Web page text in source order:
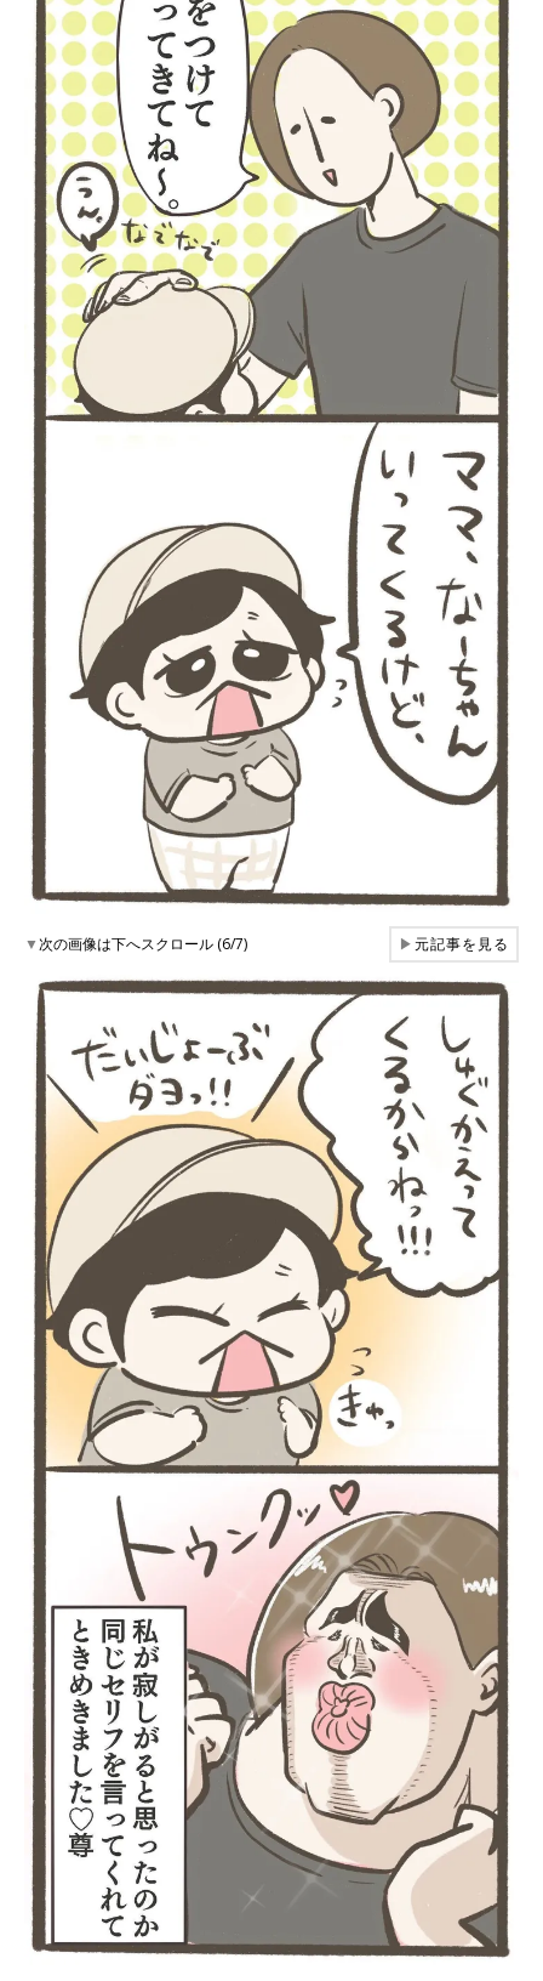
▼次の画像は下へスクロール (6/7) ▶元記事を見る